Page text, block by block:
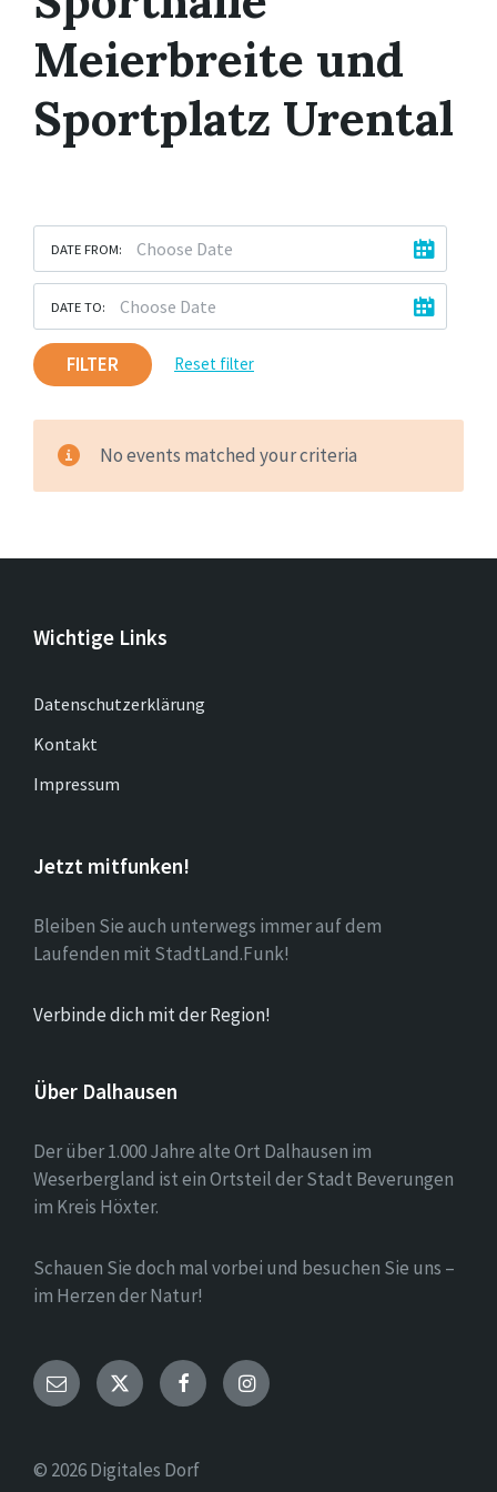
Meierbreite und
Sportplatz Urental
DATE FROM:
DATE TO:
FILTER Reset filter
No events matched your criteria
Wichtige Links
Datenschutzerklärung
Kontakt
Impressum
Jetzt mitfunken!
Bleiben Sie auch unterwegs immer auf dem
Laufenden mit StadtLand.Funk!
Verbinde dich mit der Region!
Über Dalhausen
Der über 1.000 Jahre alte Ort Dalhausen im
Weserbergland ist ein Ortsteil der Stadt Beverungen
im Kreis Höxter.
Schauen Sie doch mal vorbei und besuchen Sie uns –
im Herzen der Natur!
Email TwitterFacebookInstagram
© 2026 Digitales Dorf